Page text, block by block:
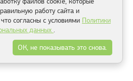
работу сайта и
согласны с условиями Политики
данных .
ОК, не показывать это снова.